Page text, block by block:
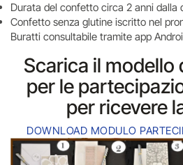
Durata del confetto circa 2 anni dalla
Confetto senza glutine iscritto nel
Buratti consultabile tramite app
Scarica il modello
per le
per ricevere
DOWNLOAD MODULO